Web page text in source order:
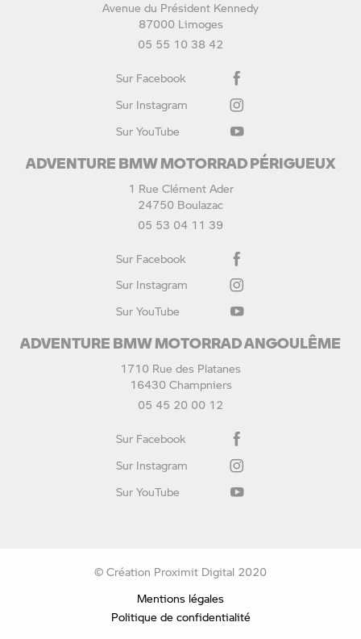
Avenue du Président Kennedy
87000 Limoges
05 55 10 38 42
Sur Facebook
Sur Instagram
Sur YouTube
ADVENTURE BMW MOTORRAD PÉRIGUEUX
1 Rue Clément Ader
24750 Boulazac
05 53 04 11 39
Sur Facebook
Sur Instagram
Sur YouTube
ADVENTURE BMW MOTORRAD ANGOULÊME
1710 Rue des Platanes
16430 Champniers
05 45 20 00 12
Sur Facebook
Sur Instagram
Sur YouTube
© Création Proximit Digital 2020
Mentions légales
Politique de confidentialité